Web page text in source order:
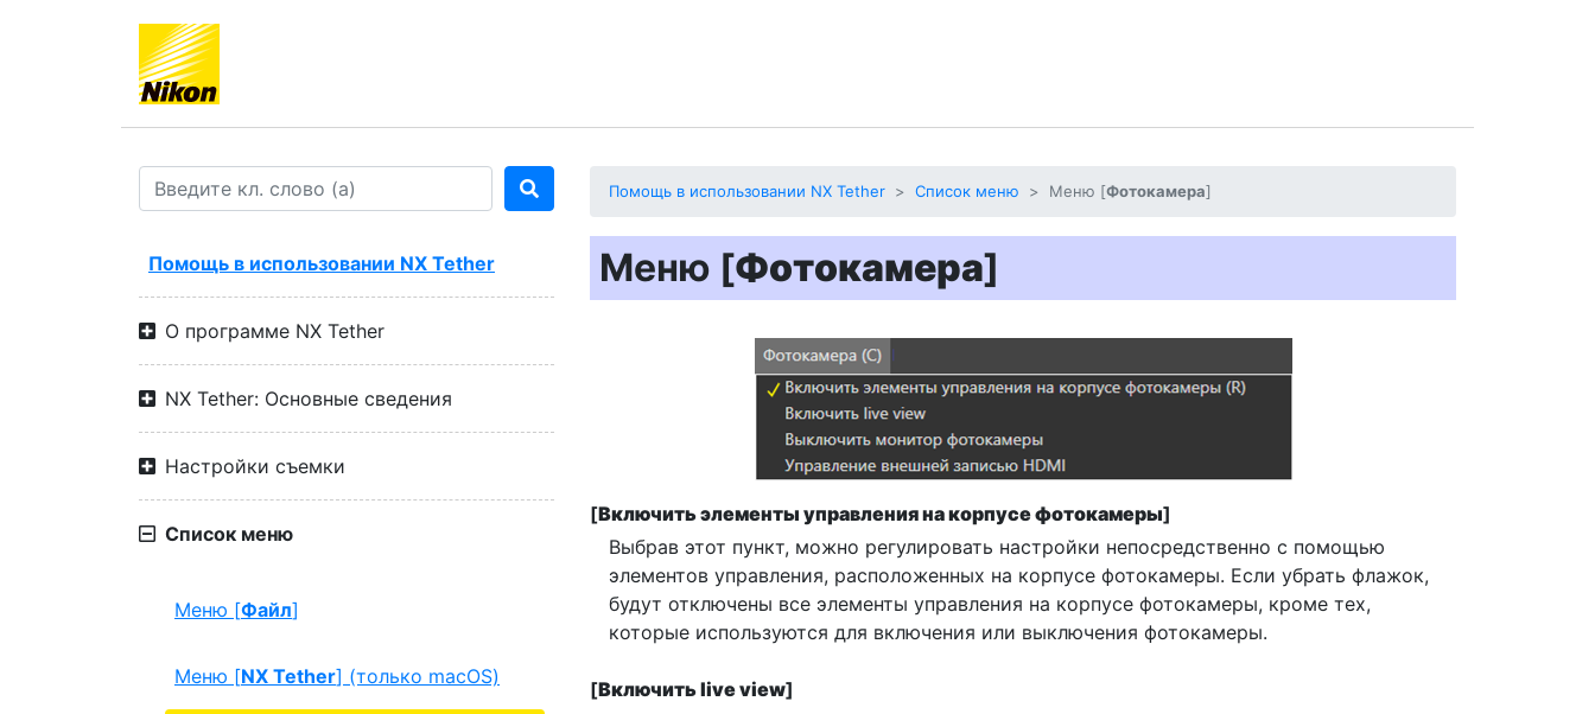
Помощь в использовании NX Tether
О программе NX Tether
NX Tether: Основные сведения
Настройки съемки
Список меню
Меню [Файл]
Меню [NX Tether] (только macOS)
Помощь в использовании NX Tether Список меню Меню [Фотокамера]
Меню [Фотокамера]
[Включить элементы управления на корпусе фотокамеры]
Выбрав этот пункт, можно регулировать настройки непосредственно с помощью
элементов управления, расположенных на корпусе фотокамеры. Если убрать флажок,
будут отключены все элементы управления на корпусе фотокамеры, кроме тех,
которые используются для включения или выключения фотокамеры.
[Включить live view]